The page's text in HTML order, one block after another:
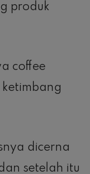
produk
coffee
dicerna
setelah itu